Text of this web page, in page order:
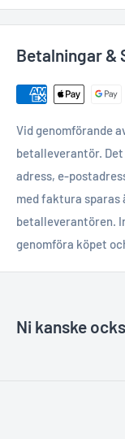
Betalningar &
Vid genomförande
betalleverantör.
adress, e-
med faktura sparas
betalleverantören.
genomföra köpet
Ni kanske